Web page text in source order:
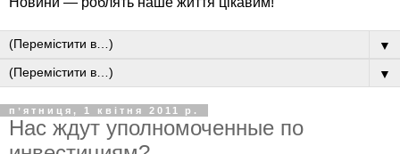
▼
▼
пʼятниця, 1 квітня 2011 р.
Нас ждут уполномоченные по